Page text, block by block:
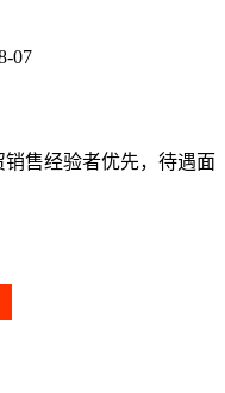
07
售经验者优先，待遇面